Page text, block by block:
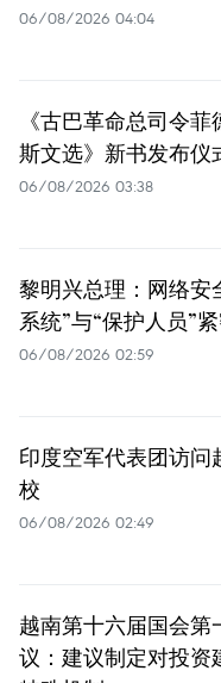
06/08/2026 04:04
《古巴革命总司令菲
斯文选》新书发布仪
06/08/2026 03:38
黎明兴总理：网络安
系统”与“保护人员”
06/08/2026 02:59
印度空军代表团访问
校
06/08/2026 02:49
越南第十六届国会第
议：建议制定对投资